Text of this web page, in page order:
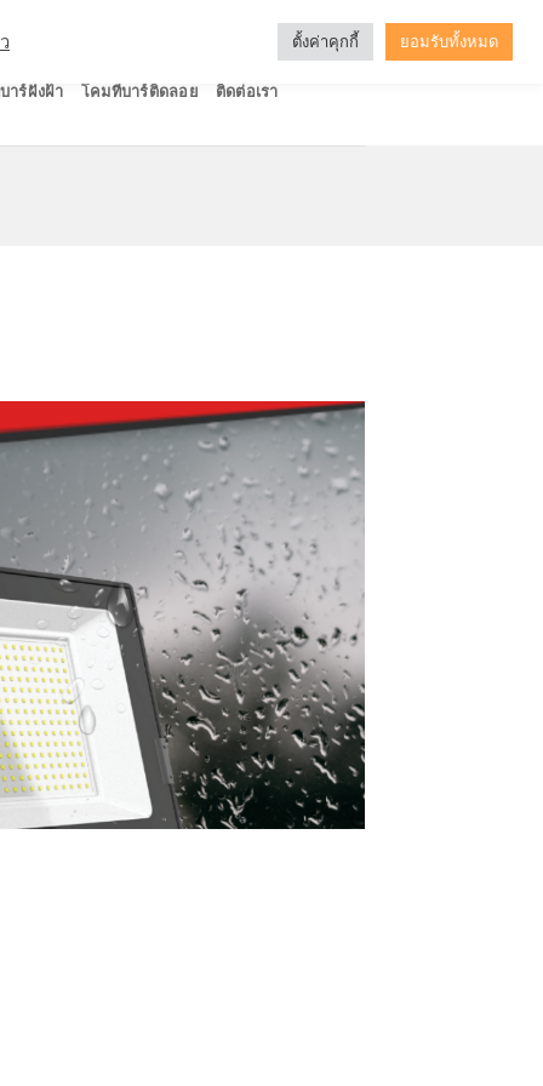
าร์ฝังฝ้า โคมทีบาร์ติดลอย ติดต่อเรา
ตั้งค่าคุกกี้ ยอมรับทั้งหมด